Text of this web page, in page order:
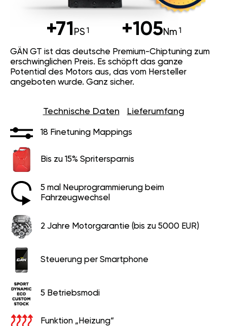
+71 PS +105Nm
GÄN GT ist das deutsche Premium-Chiptuning zum
erschwinglichen Preis. Es schöpft das ganze
Potential des Motors aus, das vom Hersteller
angeboten wurde. Ganz sicher.
Technische Daten Lieferumfang
18 Finetuning Mappings
Bis zu 15% Spritersparnis
5 mal Neuprogrammierung beim
Fahrzeugwechsel
2 Jahre Motorgarantie (bis zu 5000 EUR)
Steuerung per Smartphone
5 Betriebsmodi
Funktion „Heizung“